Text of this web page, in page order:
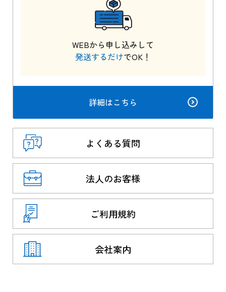
WEBから申し込みして
発送するだけでOK！
詳細はこちら
よくある質問
法人のお客様
ご利用規約
会社案内